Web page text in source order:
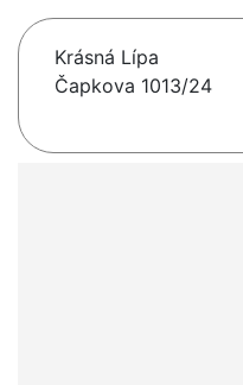
Krásná Lípa
Čapkova 1013/24